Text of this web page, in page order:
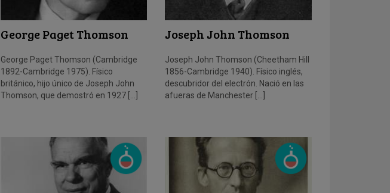
George Paget Thomson
George Paget Thomson (Cambridge
1892-Cambridge 1975). Físico
británico, hijo único de Joseph John
Thomson, que demostró en 1927 […]
Joseph John Thomson
Joseph John Thomson (Cheetham Hill
1856-Cambridge 1940). Físico inglés,
descubridor del electrón. Nació en las
afueras de Manchester […]